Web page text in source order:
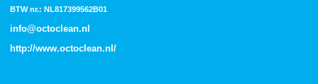
BTW nr.: NL817399562B01
info@octoclean.nl
http://www.octoclean.nl /